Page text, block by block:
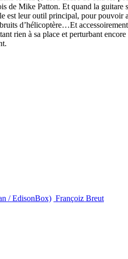
de Mike Patton. Et quand la guitare
est leur outil principal, pour pouvoir
d’hélicoptère…Et
rien à sa place et perturbant
/ EdisonBox) Françoiz Breut